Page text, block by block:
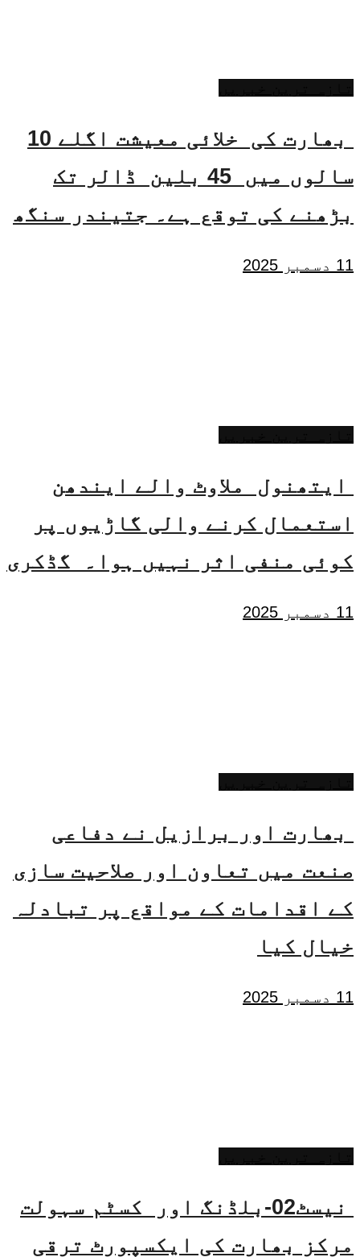
بھارت کی خلائی معیشت اگلے 10
سالوں میں 45 بلین ڈالر تک
بڑھنے کی توقع ہے۔ جتیندر سنگھ
11 دسمبر 2025
ایتھنول ملاوٹ والے ایندھن
استعمال کرنے والی گاڑیوں پر
کوئی منفی اثر نہیں ہوا۔ گڈکری
11 دسمبر 2025
بھارت اور برازیل نے دفاعی
صنعت میں تعاون اور صلاحیت سازی
کے اقدامات کے مواقع پر تبادلہ
خیال کیا
11 دسمبر 2025
نیسٹ02-بلڈنگ اور کسٹم سہولت
مرکز بھارت کی ایکسپورٹ ترقی